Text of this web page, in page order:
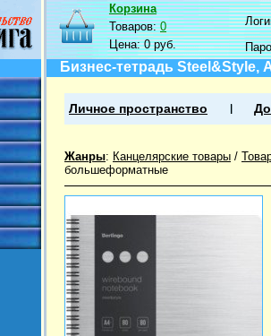
Корзина
Товаров:0
Цена:0 руб.
Бизнес-тетрадь Steel&Style,
Личное пространство
Жанры: Канцелярские товары /
большеформатные